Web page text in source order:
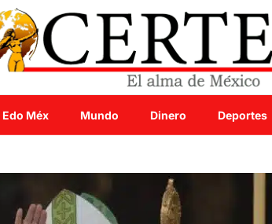
Edo Méx Mundo Dinero Deportes